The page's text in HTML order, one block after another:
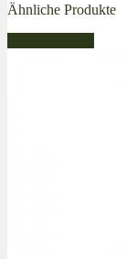
Ähnliche Produkte